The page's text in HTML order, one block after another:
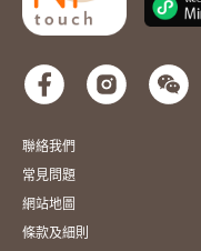
聯絡我們
常見問題
網站地圖
條款及細則